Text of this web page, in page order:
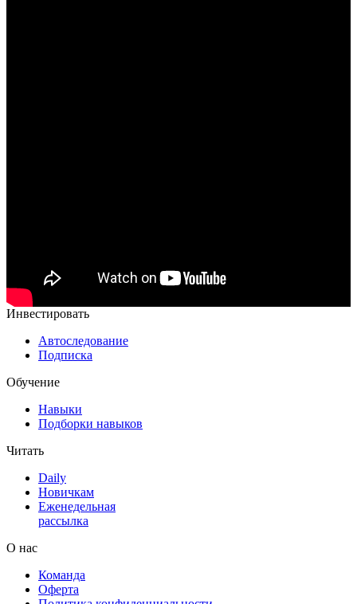
Инвестировать
Автоследование
Подписка
Обучение
Навыки
Подборки навыков
Читать
Daily
Новичкам
Еженедельная
рассылка
О нас
Команда
Оферта